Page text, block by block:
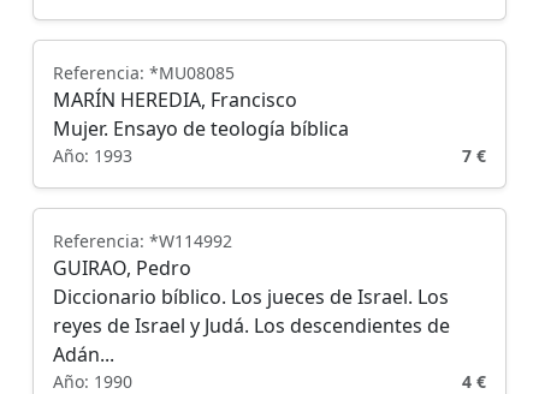
Referencia: *MU08085
MARÍN HEREDIA, Francisco
Mujer. Ensayo de teología bíblica
Año: 1993 7 €
Referencia: *W114992
GUIRAO, Pedro
Diccionario bíblico. Los jueces de Israel. Los
reyes de Israel y Judá. Los descendientes de
Adán...
Año: 1990 4 €